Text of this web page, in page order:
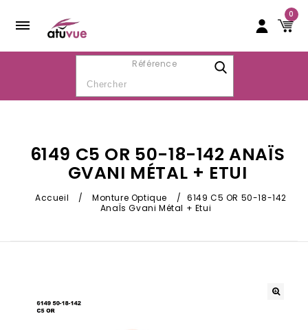
0
Référence
6149 C5 OR 50-18-142 ANAÏS
GVANI MÉTAL + ETUI
Accueil / Monture Optique / 6149 C5 OR 50-18-142
AnaÏs Gvani Métal + Etui